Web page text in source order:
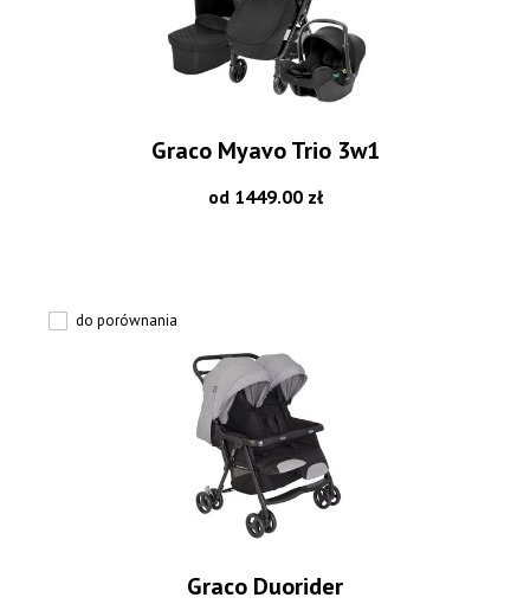
Graco Myavo Trio 3w1
od 1449.00 zł
do porównania
Graco Duorider